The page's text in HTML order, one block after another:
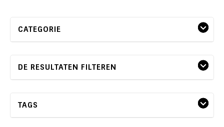
CATEGORIE
DE RESULTATEN FILTEREN
TAGS